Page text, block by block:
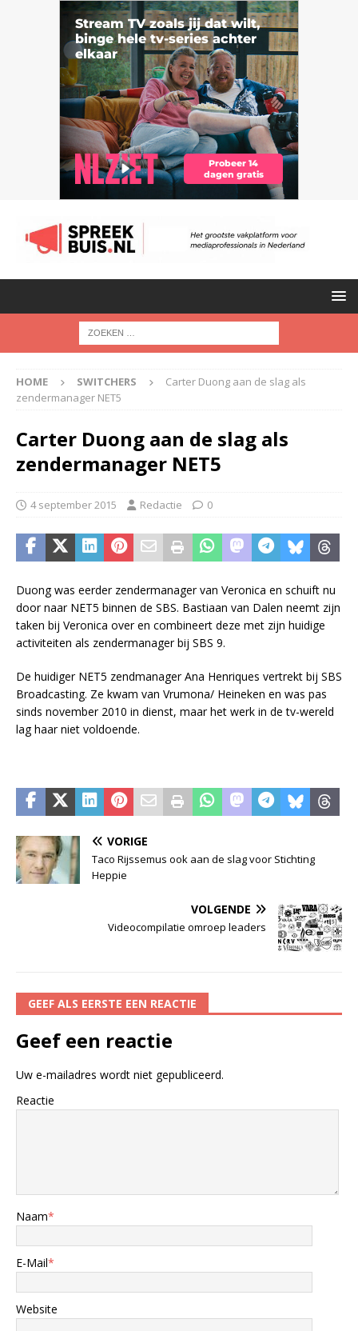
HOME SWITCHERS
Carter Duong aan de slag als
zendermanager NET5
Carter Duong aan de slag als
zendermanager NET5
4 september 2015 Redactie 0
Duong was eerder zendermanager van Veronica en schuift nu
door naar NET5 binnen de SBS. Bastiaan van Dalen neemt zijn
taken bij Veronica over en combineert deze met zijn huidige
activiteiten als zendermanager bij SBS 9.
De huidiger NET5 zendmanager Ana Henriques vertrekt bij SBS
Broadcasting. Ze kwam van Vrumona/ Heineken en was pas
sinds november 2010 in dienst, maar het werk in de tv-wereld
lag haar niet voldoende.
VORIGE
Taco Rijssemus ook aan de slag voor Stichting
Heppie
VOLGENDE
Videocompilatie omroep leaders
GEEF ALS EERSTE EEN REACTIE
Geef een reactie
Uw e-mailadres wordt niet gepubliceerd.
Reactie
Naam*
E-Mail*
Website